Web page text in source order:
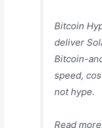
Bitcoin
deliver
Bitcoin-
speed,
not hype.
Read